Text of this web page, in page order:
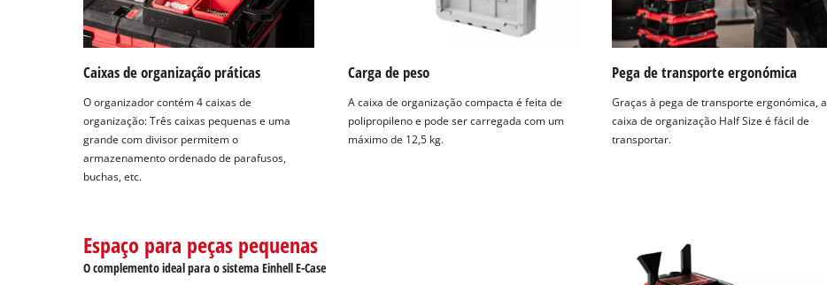
This content is not permitted to load due
to trackers that are not disclosed to the
Caixas de organização práticas
O organizador contém 4 caixas de
organização: Três caixas pequenas e uma
grande com divisor permitem o
armazenamento ordenado de parafusos,
buchas, etc.
Carga de peso
A caixa de organização compacta é feita de
polipropileno e pode ser carregada com um
máximo de 12,5 kg.
Pega de transporte ergonómica
Graças à pega de transporte ergonómica, a
caixa de organização Half Size é fácil de
transportar.
Espaço para peças pequenas
O complemento ideal para o sistema Einhell E-Case